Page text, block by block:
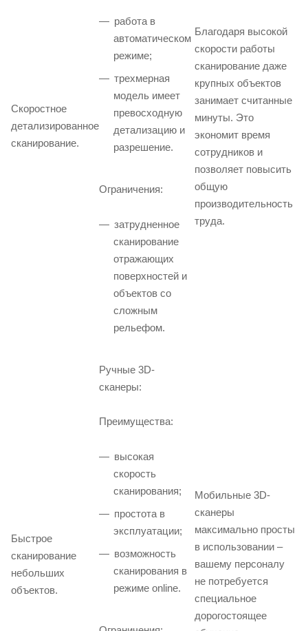
Скоростное
детализированное
сканирование.
работа в
автоматическом
режиме;
трехмерная
модель имеет
превосходную
детализацию и
разрешение.
Ограничения:
затрудненное
сканирование
отражающих
поверхностей и
объектов со
сложным
рельефом.
Благодаря высокой
скорости работы
сканирование даже
крупных объектов
занимает считанные
минуты. Это
экономит время
сотрудников и
позволяет повысить
общую
производительность
труда.
Быстрое
сканирование
небольших
объектов.
Ручные 3D-
сканеры:
Преимущества:
высокая
скорость
сканирования;
простота в
эксплуатации;
возможность
сканирования в
режиме online.
Мобильные 3D-
сканеры
максимально просты
в использовании –
вашему персоналу
не потребуется
специальное
дорогостоящее